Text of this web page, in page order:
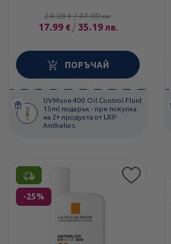
24.03€ / 47.00лв.
17.99 € / 35.19 лв.
ПОРЪЧАЙ
UVMune 400 Oil Control Fluid
15ml подарък - при покупка
на 2+ продукта от LRP
Anthelios
Етикети
-25%